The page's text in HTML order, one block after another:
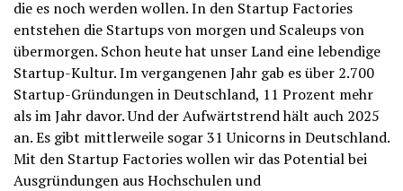
die es noch werden wollen. In den Startup Factories
entstehen die Startups von morgen und Scaleups von
übermorgen. Schon heute hat unser Land eine lebendige
Startup-Kultur. Im vergangenen Jahr gab es über 2.700
Startup-Gründungen in Deutschland, 11 Prozent mehr
als im Jahr davor. Und der Aufwärtstrend hält auch 2025
an. Es gibt mittlerweile sogar 31 Unicorns in Deutschland.
Mit den Startup Factories wollen wir das Potential bei
Ausgründungen aus Hochschulen und